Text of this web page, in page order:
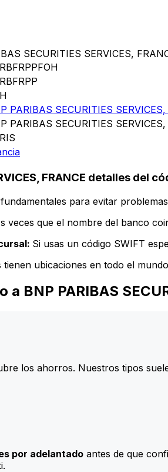
SECURITIES SERVICES,
PARIBAS SECURITIES
PARIBAS SECURITIES
FRANCE detalles del
para evitar
veces que el nombre del banco
Si usas un código SWIFT
tienen ubicaciones en todo el
BNP PARIBAS
los ahorros. Nuestros tipos
por adelantado antes de que